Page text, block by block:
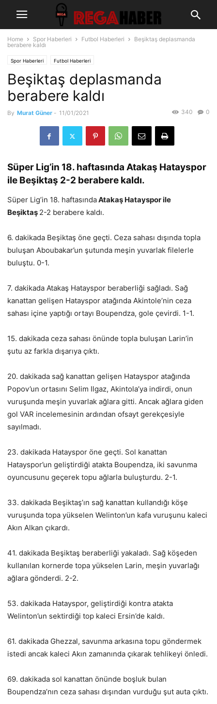
Home Spor Haberleri Futbol Haberleri
Beşiktaş deplasmanda
berabere kaldı
Spor Haberleri Futbol Haberleri
Beşiktaş deplasmanda
berabere kaldı
By Murat Güner - 11/01/2021 0
340
Süper Lig’in 18. haftasında Atakaş Hatayspor
ile Beşiktaş 2-2 berabere kaldı.
Süper Lig’in 18. haftasındaAtakaş Hatayspor ile
Beşiktaş 2-2 berabere kaldı.
6. dakikada Beşiktaş öne geçti. Ceza sahası dışında topla
buluşan Aboubakar’un şutunda meşin yuvarlak filelerle
buluştu. 0-1.
7. dakikada Atakaş Hatayspor beraberliği sağladı. Sağ
kanattan gelişen Hatayspor atağında Akintole’nin ceza
sahası içine yaptığı ortayı Boupendza, gole çevirdi. 1-1.
15. dakikada ceza sahası önünde topla buluşan Larin’in
şutu az farkla dışarıya çıktı.
20. dakikada sağ kanattan gelişen Hatayspor atağında
Popov’un ortasını Selim Ilgaz, Akintola’ya indirdi, onun
vuruşunda meşin yuvarlak ağlara gitti. Ancak ağlara giden
gol VAR incelemesinin ardından ofsayt gerekçesiyle
sayılmadı.
23. dakikada Hatayspor öne geçti. Sol kanattan
Hatayspor’un geliştirdiği atakta Boupendza, iki savunma
oyuncusunu geçerek topu ağlarla buluşturdu. 2-1.
33. dakikada Beşiktaş’ın sağ kanattan kullandığı köşe
vuruşunda topa yükselen Welinton’un kafa vuruşunu kaleci
Akın Alkan çıkardı.
41. dakikada Beşiktaş beraberliği yakaladı. Sağ köşeden
kullanılan kornerde topa yükselen Larin, meşin yuvarlağı
ağlara gönderdi. 2-2.
53. dakikada Hatayspor, geliştirdiği kontra atakta
Welinton’un sektirdiği top kaleci Ersin’de kaldı.
61. dakikada Ghezzal, savunma arkasına topu göndermek
istedi ancak kaleci Akın zamanında çıkarak tehlikeyi önledi.
69. dakikada sol kanattan önünde boşluk bulan
Boupendza’nın ceza sahası dışından vurduğu şut auta çıktı.